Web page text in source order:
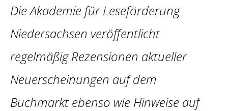
Die Akademie für Leseförderung
Niedersachsen veröffentlicht
regelmäßig Rezensionen aktueller
Neuerscheinungen auf dem
Buchmarkt ebenso wie Hinweise auf